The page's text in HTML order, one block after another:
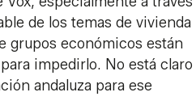
de los temas de vivienda
grupos económicos están
impedirlo. No está claro
andaluza para ese